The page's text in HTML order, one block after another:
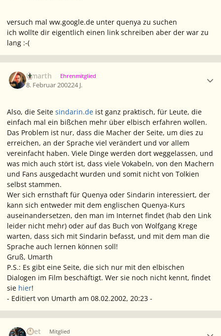
versuch mal ww.google.de unter quenya zu suchen
ich wollte dir eigentlich einen link schreiben aber der war zu
lang :-(
Úmarth Ehrenmitglied
8. Februar 200224 J.
Also, die Seite sindarin.de ist ganz praktisch, für Leute, die
einfach mal ein bißchen mehr über elbisch erfahren wollen.
Das Problem ist nur, dass die Macher der Seite, um dies zu
erreichen, an der Sprache viel verändert und vor allem
vereinfacht haben. Viele Dinge werden dort weggelassen, und
was mich auch stört ist, dass viele Vokabeln, von den Machern
und Fans ausgedacht wurden und somit nicht von Tolkien
selbst stammen.
Wer sich ernsthaft für Quenya oder Sindarin interessiert, der
kann sich entweder mit dem englischen Quenya-Kurs
auseinandersetzen, den man im Internet findet (hab den Link
leider nicht mehr) oder auf das Buch von Wolfgang Krege
warten, dass sich mit Sindarin befasst, und mit dem man die
Sprache auch lernen können soll!
Gruß, Umarth
P.S.: Es gibt eine Seite, die sich nur mit den elbischen
Dialogen im Film beschäftigt. Wer sie noch nicht kennt, findet
sie hier!
- Editiert von Umarth am 08.02.2002, 20:23 -
Aset Mitglied